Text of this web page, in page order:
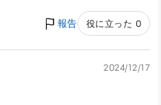
報告 役に立った 0
2024/12/17